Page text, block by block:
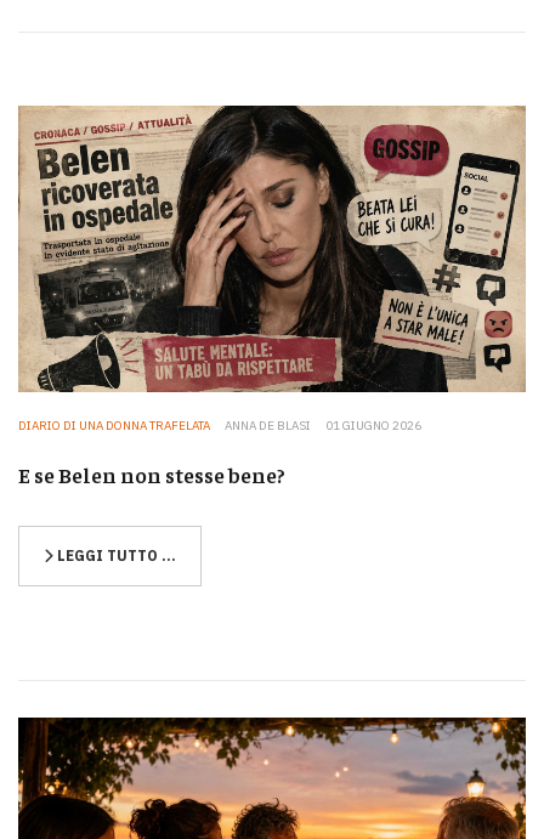
DIARIO DI UNA DONNA TRAFELATA ANNA DE BLASI 01 GIUGNO 2026
E se Belen non stesse bene?
LEGGI TUTTO …